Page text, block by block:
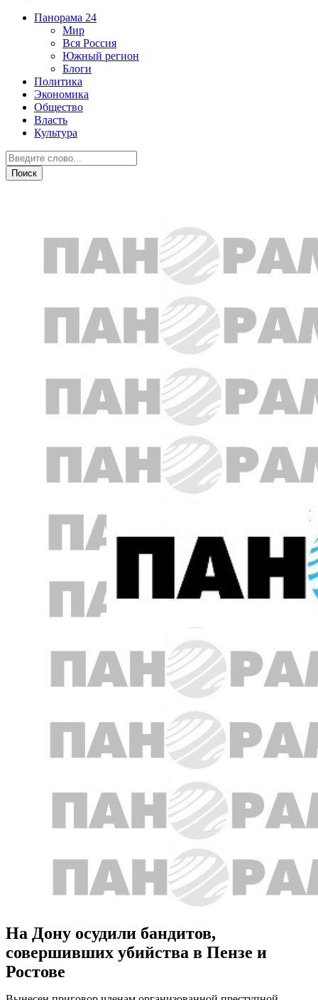
Панорама 24
Мир
Вся Россия
Южный регион
Блоги
Политика
Экономика
Общество
Власть
Культура
На Дону осудили бандитов,
совершивших убийства в Пензе и
Ростове